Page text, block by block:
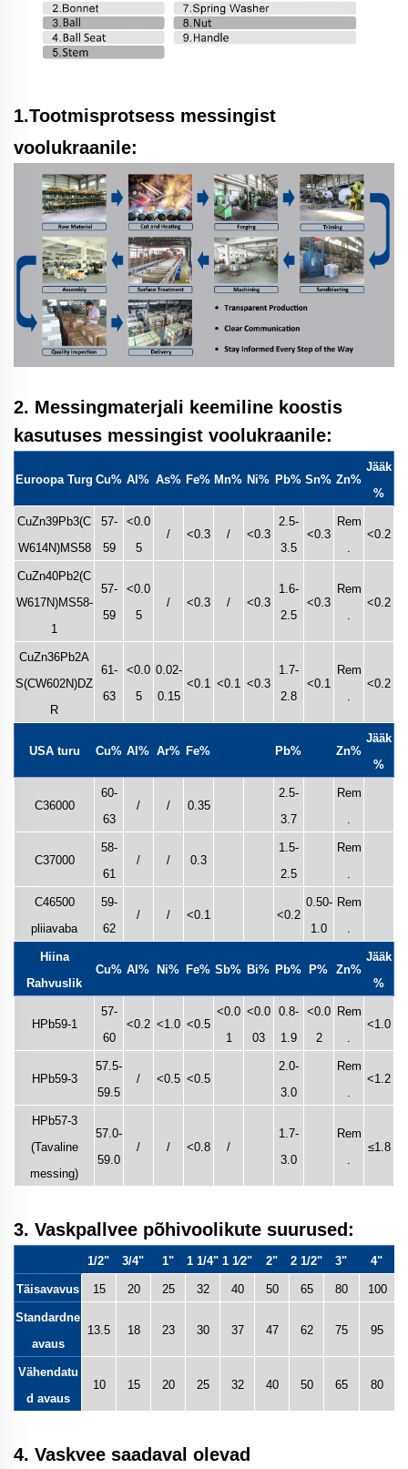
1.Tootmisprotsess messingist
voolukraanile:
2. Messingmaterjali keemiline koostis
kasutuses messingist voolukraanile:
Euroopa Turg Cu% Al% As% Fe% Mn% Ni% Pb% Sn% Zn%
Jääk
%
CuZn39Pb3(C
W614N)MS58
57-
59
<0.0
5
/ <0.3 / <0.3
2.5-
3.5
<0.3
Rem
<0.2
CuZn40Pb2(C
W617N)MS58-
1
57-
59
<0.0
5
/ <0.3 / <0.3
1.6-
2.5
<0.3
Rem
<0.2
CuZn36Pb2A
S(CW602N)DZ
R
61-
63
<0.0
5
0.02-
0.15
<0.1 <0.1 <0.3
1.7-
2.8
<0.1
Rem
<0.2
USA turu Cu% Al% Ar% Fe% Pb% Zn%
Jääk
%
C36000
60-
63
/ / 0.35
2.5-
3.7
Rem
C37000
58-
61
/ / 0.3
1.5-
2.5
Rem
C46500
pliiavaba
59-
62
/ / <0.1 <0.2
0.50-
1.0
Rem
Hiina
Rahvuslik
Cu% Al% Ni% Fe% Sb% Bi% Pb% P% Zn%
Jääk
%
HPb59-1
57-
60
<0.2 <1.0 <0.5
<0.0
1
<0.0
03
0.8-
1.9
<0.0
2
Rem
<1.0
HPb59-3
57.5-
59.5
/ <0.5 <0.5
2.0-
3.0
Rem
<1.2
HPb57-3
(Tavaline
messing)
57.0-
59.0
/ / <0.8 /
1.7-
3.0
Rem
≤1.8
3. Vaskpallvee põhivoolikute suurused:
1/2" 3/4" 1" 1 1/4" 1 1⁄2" 2" 2 1/2" 3" 4"
Täisavavus 15 20 25 32 40 50 65 80 100
Standardne
avaus
13.5 18 23 30 37 47 62 75 95
Vähendatu
d avaus
10 15 20 25 32 40 50 65 80
4. Vaskvee saadaval olevad